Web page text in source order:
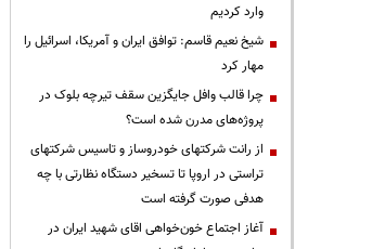
وارد کردیم
شیخ نعیم قاسم: توافق ایران و آمریکا، اسرائیل را
مهار کرد
چرا قالب وافل جایگزین سقف تیرچه بلوک در
پروژه‌های مدرن شده است؟
از رانت‌ شرکتهای خودروساز و تاسیس شرکتهای
تراستی در اروپا تا تسخیر دستگاه نظارتی با چه
هدفی صورت گرفته است
آغاز اجتماع خون‌خواهی اقای شهید ایران در